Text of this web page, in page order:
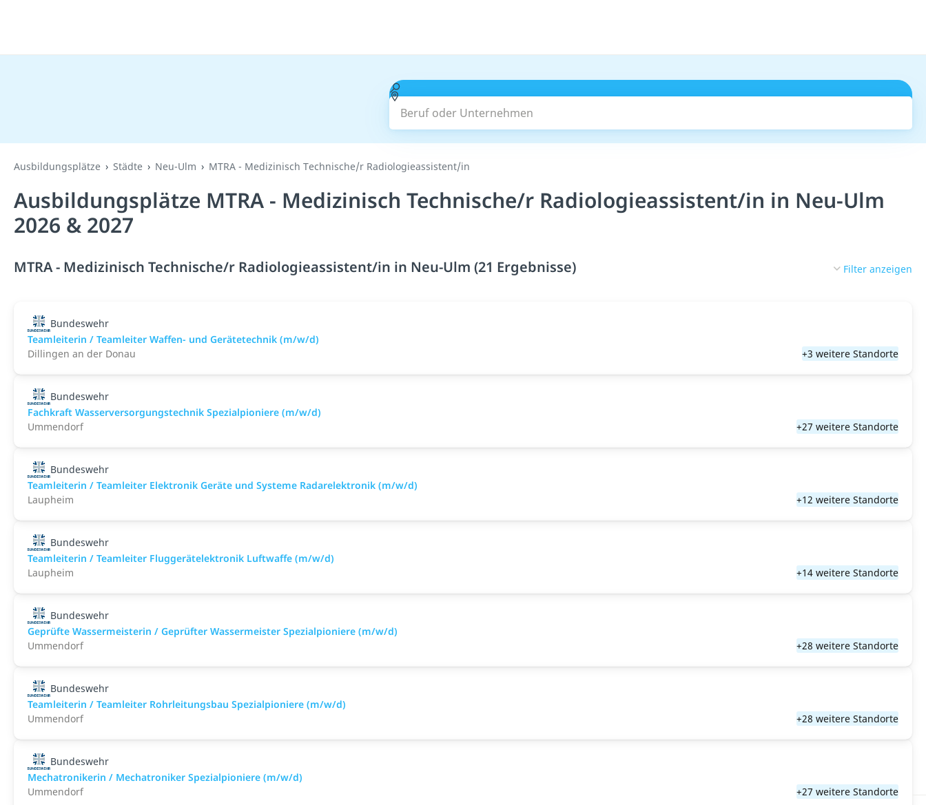
Beruf oder Unternehmen
Ausbildungsplätze Städte Neu-Ulm MTRA - Medizinisch Technische/r Radiologieassistent/in
Ausbildungsplätze MTRA - Medizinisch Technische/r Radiologieassistent/in in Neu-Ulm
2026 & 2027
MTRA - Medizinisch Technische/r Radiologieassistent/in in Neu-Ulm (21 Ergebnisse) Filter anzeigen
Bundeswehr
Teamleiterin / Teamleiter Waffen- und Gerätetechnik (m/w/d)
Dillingen an der Donau
+3 weitere Standorte
Bundeswehr
Fachkraft Wasserversorgungstechnik Spezialpioniere (m/w/d)
Ummendorf
+27 weitere Standorte
Bundeswehr
Teamleiterin / Teamleiter Elektronik Geräte und Systeme Radarelektronik (m/w/d)
Laupheim
+12 weitere Standorte
Bundeswehr
Teamleiterin / Teamleiter Fluggerätelektronik Luftwaffe (m/w/d)
Laupheim
+14 weitere Standorte
Bundeswehr
Geprüfte Wassermeisterin / Geprüfter Wassermeister Spezialpioniere (m/w/d)
Ummendorf
+28 weitere Standorte
Bundeswehr
Teamleiterin / Teamleiter Rohrleitungsbau Spezialpioniere (m/w/d)
Ummendorf
+28 weitere Standorte
Bundeswehr
Mechatronikerin / Mechatroniker Spezialpioniere (m/w/d)
Ummendorf
+27 weitere Standorte